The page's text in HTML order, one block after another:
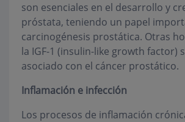
son esenciales en el desarrollo y
próstata, teniendo un papel
carcinogénesis prostática. Otras
la IGF-1 (insulin-like growth factor)
asociado con el cáncer prostático.
Inflamación e infección
Los procesos de inflamación